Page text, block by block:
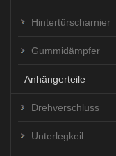
Hintertürscharnier
Gummidämpfer
Anhängerteile
Drehverschluss
Unterlegkeil